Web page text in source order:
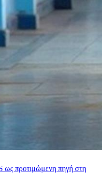
προτιμώμενη πηγή στη